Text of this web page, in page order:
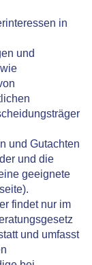
in
und
und Gutachten
und die
geeignete
findet nur im
und umfasst